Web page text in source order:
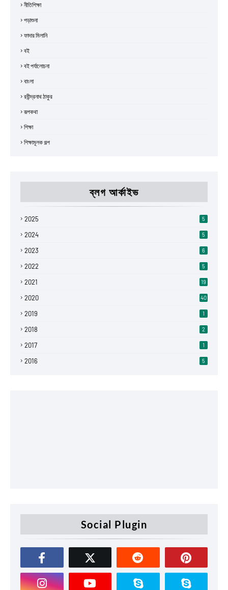
নীতিশিক্ষা
পড়াশুনা
ফাদার মিলানি
বই
বই পর্যালোচনা
বাংলা
রবীন্দ্রনাথ ঠাকুর
রূপকথা
শিক্ষা
শিক্ষামূলক গল্প
ব্লগ আর্কাইভ
2025 5
2024 5
2023 6
2022 5
2021 19
2020 40
2019 1
2018 2
2017 1
2016 5
Social Plugin